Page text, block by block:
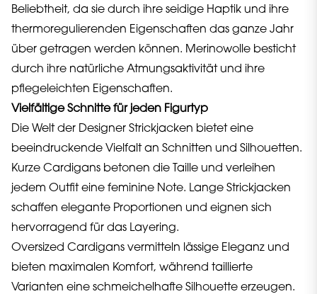
Beliebtheit, da sie durch ihre seidige Haptik und ihre
thermoregulierenden Eigenschaften das ganze Jahr
über getragen werden können. Merinowolle besticht
durch ihre natürliche Atmungsaktivität und ihre
pflegeleichten Eigenschaften.
Vielfältige Schnitte für jeden Figurtyp
Die Welt der Designer Strickjacken bietet eine
beeindruckende Vielfalt an Schnitten und Silhouetten.
Kurze Cardigans betonen die Taille und verleihen
jedem Outfit eine feminine Note. Lange Strickjacken
schaffen elegante Proportionen und eignen sich
hervorragend für das Layering.
Oversized Cardigans vermitteln lässige Eleganz und
bieten maximalen Komfort, während taillierte
Varianten eine schmeichelhafte Silhouette erzeugen.